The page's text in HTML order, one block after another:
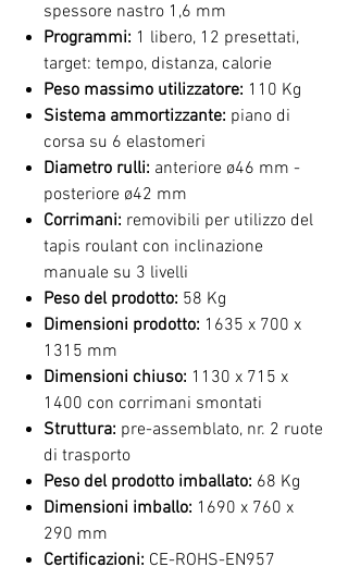
spessore nastro 1,6 mm
Programmi: 1 libero, 12 presettati,
target: tempo, distanza, calorie
Peso massimo utilizzatore: 110 Kg
Sistema ammortizzante: piano di
corsa su 6 elastomeri
Diametro rulli: anteriore ø46 mm -
posteriore ø42 mm
Corrimani: removibili per utilizzo del
tapis roulant con inclinazione
manuale su 3 livelli
Peso del prodotto: 58 Kg
Dimensioni prodotto: 1635 x 700 x
1315 mm
Dimensioni chiuso: 1130 x 715 x
1400 con corrimani smontati
Struttura: pre-assemblato, nr. 2 ruote
di trasporto
Peso del prodotto imballato: 68 Kg
Dimensioni imballo: 1690 x 760 x
290 mm
Certificazioni: CE-ROHS-EN957